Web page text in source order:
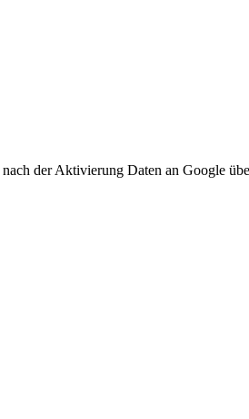
der Aktivierung Daten an Google